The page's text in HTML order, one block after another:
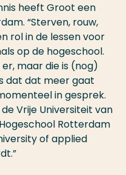
heeft Groot een
“Sterven, rouw,
rol in de lessen voor
op de hogeschool.
maar die is (nog)
dat dat meer gaat
in gesprek.
Vrije Universiteit van
Rotterdam
of applied